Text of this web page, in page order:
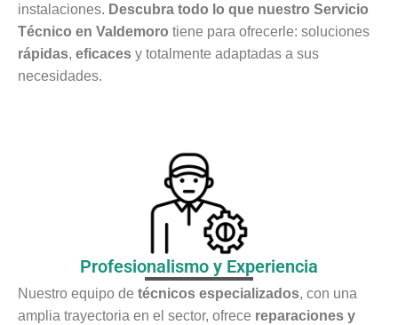
instalaciones. Descubra todo lo que nuestro Servicio
Técnico en Valdemoro tiene para ofrecerle: soluciones
rápidas, eficaces y totalmente adaptadas a sus
necesidades.
Profesionalismo y Experiencia
Nuestro equipo de técnicos especializados, con una
amplia trayectoria en el sector, ofrece reparaciones y